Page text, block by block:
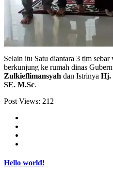
Selain itu Satu diantara 3 tim
berkunjung ke rumah dinas
Zulkieflimansyah dan Istrinya Hj.
SE. M.Sc.
Post Views: 212
Hello world!